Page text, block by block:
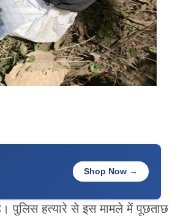
Shop Now →
पुलिस हत्यारे से इस मामले में पूछताछ